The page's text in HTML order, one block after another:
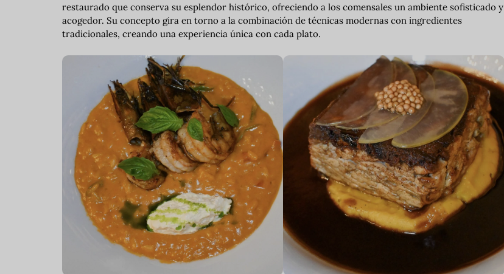
restaurado que conserva su esplendor histórico, ofreciendo a los comensales un ambiente sofisticado y
acogedor. Su concepto gira en torno a la combinación de técnicas modernas con ingredientes
tradicionales, creando una experiencia única con cada plato.